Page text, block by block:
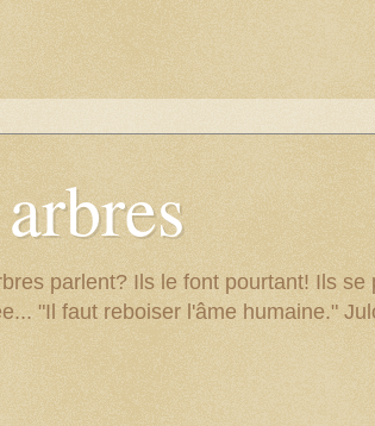
parlent? Ils le font pourtant! Ils
"Il faut reboiser l'âme humaine."